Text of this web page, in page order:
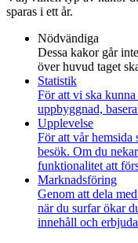
sparas i ett år.
Nödvändiga
Dessa kakor går
över huvud taget
Statistik
För att vi ska
uppbyggnad,
Upplevelse
För att vår hemsida
besök. Om du
funktionalitet att
Marknadsföring
Genom att dela
när du surfar ökar
innehåll och